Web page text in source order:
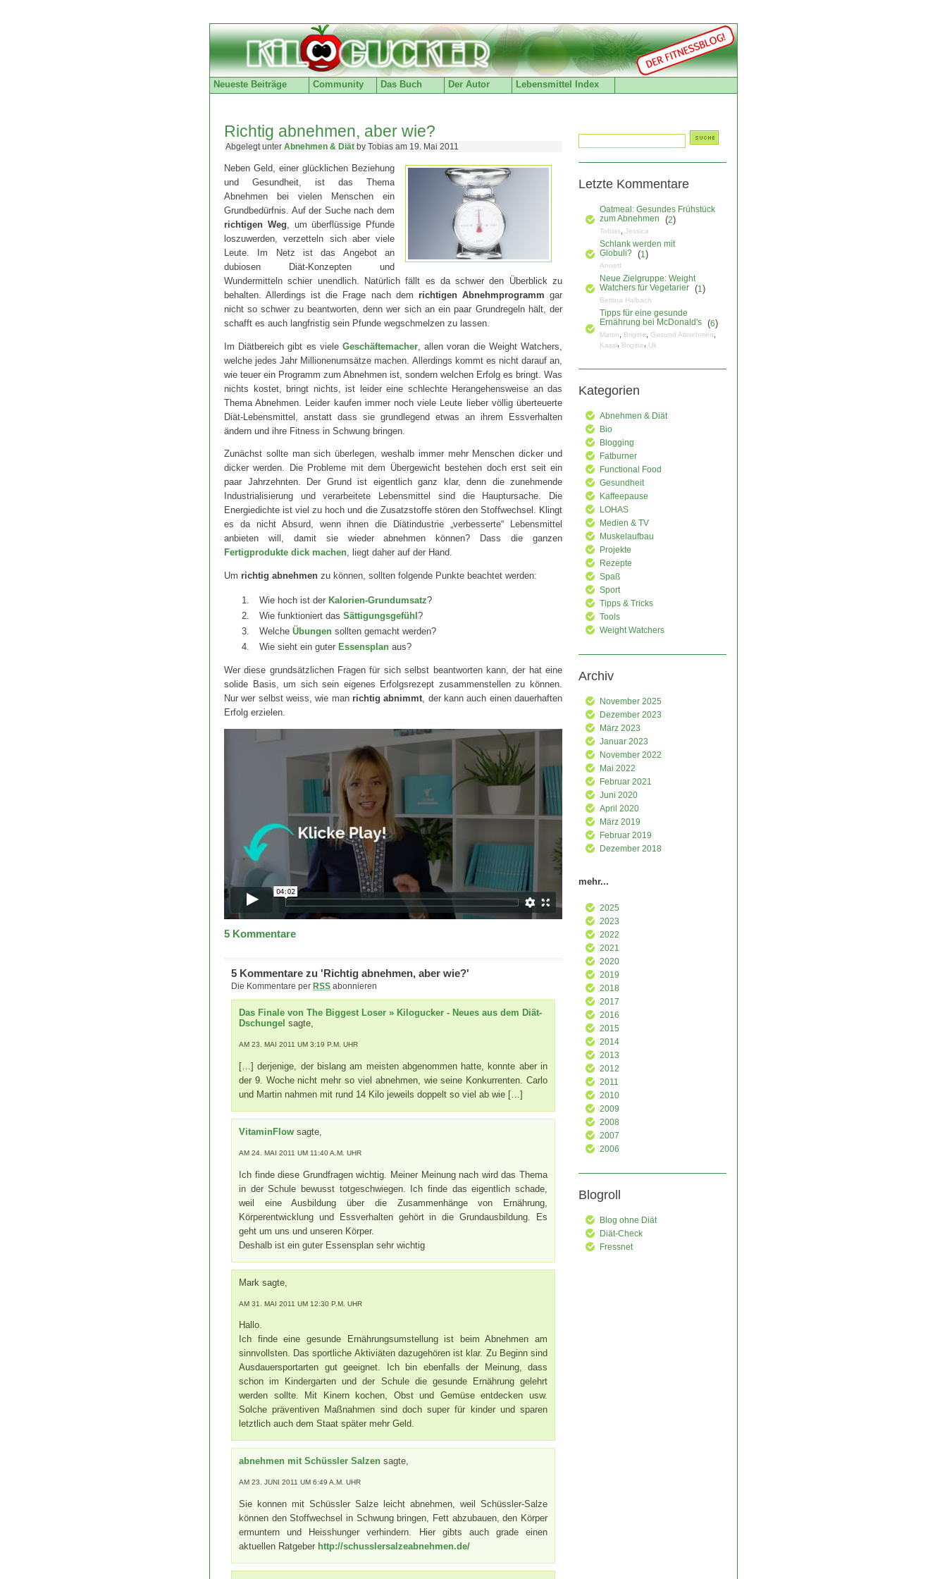
Neueste Beiträge Community Das Buch Der Autor Lebensmittel Index
Richtig abnehmen, aber wie?
Abgelegt unter Abnehmen & Diät by Tobias am 19. Mai 2011
Neben Geld, einer glücklichen Beziehung
und Gesundheit, ist das Thema
Abnehmen bei vielen Menschen ein
Grundbedürfnis. Auf der Suche nach dem
richtigen Weg , um überflüssige Pfunde
loszuwerden, verzetteln sich aber viele
Leute. Im Netz ist das Angebot an
dubiosen Diät-Konzepten und
Wundermitteln schier unendlich. Natürlich fällt es da schwer den Überblick zu
behalten. Allerdings ist die Frage nach dem richtigen Abnehmprogramm gar
nicht so schwer zu beantworten, denn wer sich an ein paar Grundregeln hält, der
schafft es auch langfristig sein Pfunde wegschmelzen zu lassen.
Im Diätbereich gibt es viele Geschäftemacher , allen voran die Weight Watchers,
welche jedes Jahr Millionenumsätze machen. Allerdings kommt es nicht darauf an,
wie teuer ein Programm zum Abnehmen ist, sondern welchen Erfolg es bringt. Was
nichts kostet, bringt nichts, ist leider eine schlechte Herangehensweise an das
Thema Abnehmen. Leider kaufen immer noch viele Leute lieber völlig überteuerte
Diät-Lebensmittel, anstatt dass sie grundlegend etwas an ihrem Essverhalten
ändern und ihre Fitness in Schwung bringen.
Zunächst sollte man sich überlegen, weshalb immer mehr Menschen dicker und
dicker werden. Die Probleme mit dem Übergewicht bestehen doch erst seit ein
paar Jahrzehnten. Der Grund ist eigentlich ganz klar, denn die zunehmende
Industrialisierung und verarbeitete Lebensmittel sind die Hauptursache. Die
Energiedichte ist viel zu hoch und die Zusatzstoffe stören den Stoffwechsel. Klingt
es da nicht Absurd, wenn ihnen die Diätindustrie „verbesserte“ Lebensmittel
anbieten will, damit sie wieder abnehmen können? Dass die ganzen
Fertigprodukte dick machen, liegt daher auf der Hand.
Um richtig abnehmen zu können, sollten folgende Punkte beachtet werden:
Wie hoch ist der Kalorien-Grundumsatz?
Wie funktioniert das Sättigungsgefühl ?
Welche Übungen sollten gemacht werden?
Wie sieht ein guter Essensplan aus?
Wer diese grundsätzlichen Fragen für sich selbst beantworten kann, der hat eine
solide Basis, um sich sein eigenes Erfolgsrezept zusammenstellen zu können.
Nur wer selbst weiss, wie man richtig abnimmt , der kann auch einen dauerhaften
Erfolg erzielen.
5 Kommentare
5 Kommentare zu 'Richtig abnehmen, aber wie?'
Die Kommentare per RSS abonnieren
Das Finale von The Biggest Loser » Kilogucker - Neues aus dem Diät-
Dschungel sagte,
AM 23. MAI 2011 UM 3:19 P.M. UHR
[…] derjenige, der bislang am meisten abgenommen hatte, konnte aber in
der 9. Woche nicht mehr so viel abnehmen, wie seine Konkurrenten. Carlo
und Martin nahmen mit rund 14 Kilo jeweils doppelt so viel ab wie […]
VitaminFlow sagte,
AM 24. MAI 2011 UM 11:40 A.M. UHR
Ich finde diese Grundfragen wichtig. Meiner Meinung nach wird das Thema
in der Schule bewusst totgeschwiegen. Ich finde das eigentlich schade,
weil eine Ausbildung über die Zusammenhänge von Ernährung,
Körperentwicklung und Essverhalten gehört in die Grundausbildung. Es
geht um uns und unseren Körper.
Deshalb ist ein guter Essensplan sehr wichtig
Mark sagte,
AM 31. MAI 2011 UM 12:30 P.M. UHR
Hallo.
Ich finde eine gesunde Ernährungsumstellung ist beim Abnehmen am
sinnvollsten. Das sportliche Aktiviäten dazugehören ist klar. Zu Beginn sind
Ausdauersportarten gut geeignet. Ich bin ebenfalls der Meinung, dass
schon im Kindergarten und der Schule die gesunde Ernährung gelehrt
werden sollte. Mit Kinern kochen, Obst und Gemüse entdecken usw.
Solche präventiven Maßnahmen sind doch super für kinder und sparen
letztlich auch dem Staat später mehr Geld.
abnehmen mit Schüssler Salzen sagte,
AM 23. JUNI 2011 UM 6:49 A.M. UHR
Sie konnen mit Schüssler Salze leicht abnehmen, weil Schüssler-Salze
können den Stoffwechsel in Schwung bringen, Fett abzubauen, den Körper
ermuntern und Heisshunger verhindern. Hier gibts auch grade einen
aktuellen Ratgeber http://schusslersalzeabnehmen.de/
Letzte Kommentare
Oatmeal: Gesundes Frühstück
zum Abnehmen (2)
Tobias Jessica
Schlank werden mit
Globuli? (1 )
Annett
Neue Zielgruppe: Weight
Watchers für Vegetarier (1 )
Bettina Halbach
Tipps für eine gesunde
Ernährung bei McDonald's (6)
Martin Brigitte Gesund Abnehmen
Kassl, Brigitte, Uli
Kategorien
Abnehmen & Diät
Bio
Blogging
Fatburner
Functional Food
Gesundheit
Kaffeepause
LOHAS
Medien & TV
Muskelaufbau
Projekte
Rezepte
Spaß
Sport
Tipps & Tricks
Tools
Weight Watchers
Archiv
November 2025
Dezember 2023
März 2023
Januar 2023
November 2022
Mai 2022
Februar 2021
Juni 2020
April 2020
März 2019
Februar 2019
Dezember 2018
mehr...
2025
2023
2022
2021
2020
2019
2018
2017
2016
2015
2014
2013
2012
2011
2010
2009
2008
2007
2006
Blogroll
Blog ohne Diät
Diät-Check
Fressnet